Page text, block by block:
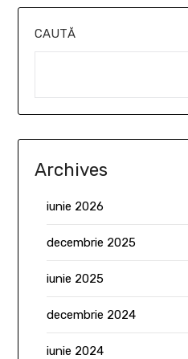
CAUTĂ
Archives
iunie 2026
decembrie 2025
iunie 2025
decembrie 2024
iunie 2024